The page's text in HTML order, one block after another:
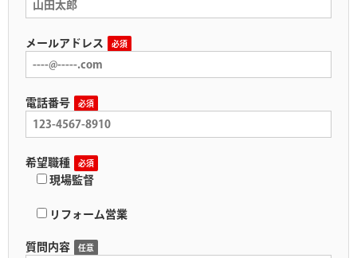
メールアドレス 必須
電話番号 必須
希望職種 必須
現場監督
リフォーム営業
質問内容 任意